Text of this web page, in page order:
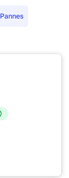
Pannes